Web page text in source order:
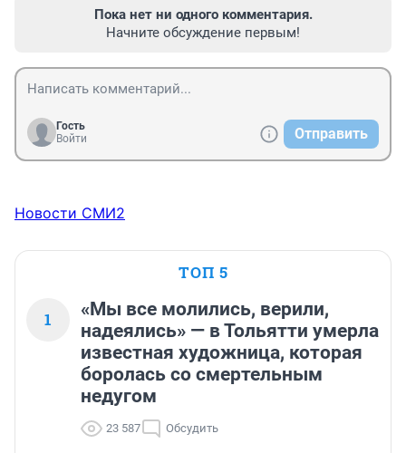
Пока нет ни одного комментария.
Начните обсуждение первым!
Гость
Войти
Отправить
Новости СМИ2
ТОП 5
1
«Мы все молились, верили,
надеялись» — в Тольятти умерла
известная художница, которая
боролась со смертельным
недугом
23 587 Обсудить